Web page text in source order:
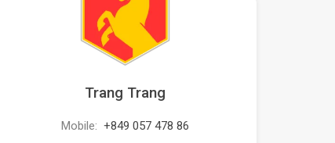
Trang Trang
Mobile: +849 057 478 86